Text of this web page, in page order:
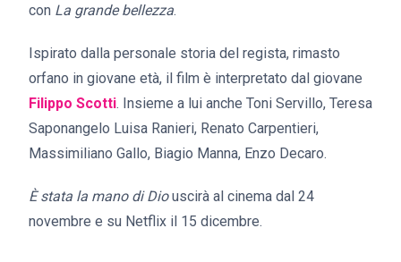
con La grande bellezza.
Ispirato dalla personale storia del regista, rimasto
orfano in giovane età, il film è interpretato dal giovane
Filippo Scotti. Insieme a lui anche Toni Servillo, Teresa
Saponangelo Luisa Ranieri, Renato Carpentieri,
Massimiliano Gallo, Biagio Manna, Enzo Decaro.
È stata la mano di Diouscirà al cinema dal 24
novembre e su Netflix il 15 dicembre.